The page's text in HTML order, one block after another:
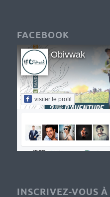
FACEBOOK
Obivwak
visiter le profil
INSCRIVEZ-VOUS